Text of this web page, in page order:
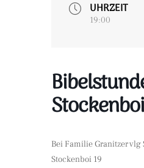
UHRZEIT
19:00
Stockenboi
Bei Familie Granitzer vlg
Stockenboi 19